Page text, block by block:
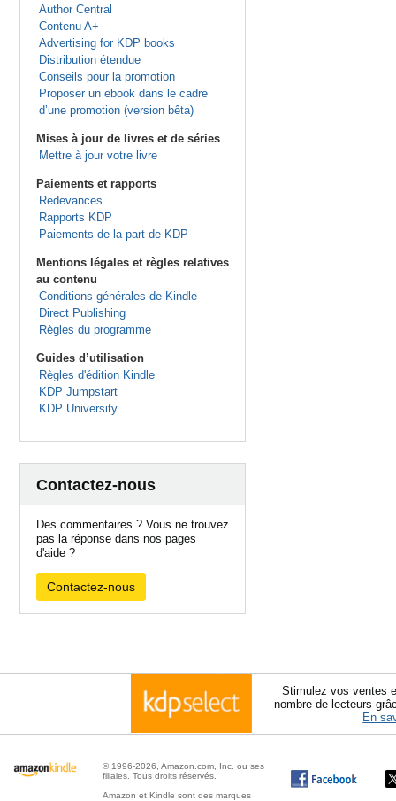
Author Central
Contenu A+
Advertising for KDP books
Distribution étendue
Conseils pour la promotion
Proposer un ebook dans le cadre
d’une promotion (version bêta)
Mises à jour de livres et de séries
Mettre à jour votre livre
Paiements et rapports
Redevances
Rapports KDP
Paiements de la part de KDP
Mentions légales et règles relatives
au contenu
Conditions générales de Kindle
Direct Publishing
Règles du programme
Guides d’utilisation
Règles d'édition Kindle
KDP Jumpstart
KDP University
Contactez-nous
Des commentaires ? Vous ne trouvez
pas la réponse dans nos pages
d'aide ?
Contactez-nous
Stimulez vos ventes
nombre de lecteurs
En
© 1996-2026, Amazon.com, Inc. ou ses
filiales. Tous droits réservés.
Amazon et Kindle sont des marques